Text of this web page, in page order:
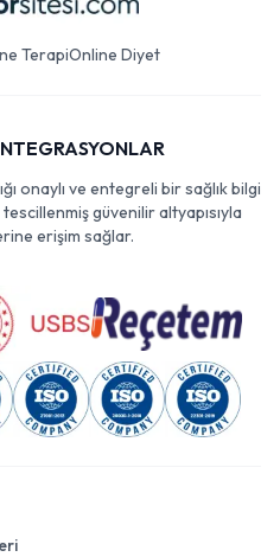
TerapiOnline Diyet
onaylı ve entegreli bir sağlık bilgi
güvenilir altyapısıyla
erişim sağlar.